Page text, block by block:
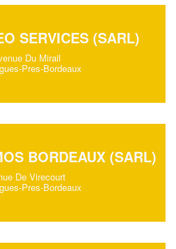
SERVICES (SARL)
Du Mirail
Pres-Bordeaux
BORDEAUX (SARL)
De Virecourt
Pres-Bordeaux